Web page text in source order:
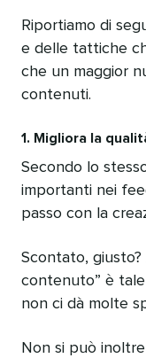
Riportiamo di
e delle tattiche
che un maggior
contenuti.
1. Migliora la
Secondo lo
importanti nei
passo con la
Scontato,
contenuto” è
non ci dà molte
Non si può